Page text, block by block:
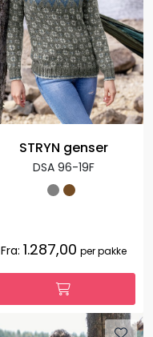
STRYN genser
DSA 96-19F
Fra: 1.287,00 per pakke